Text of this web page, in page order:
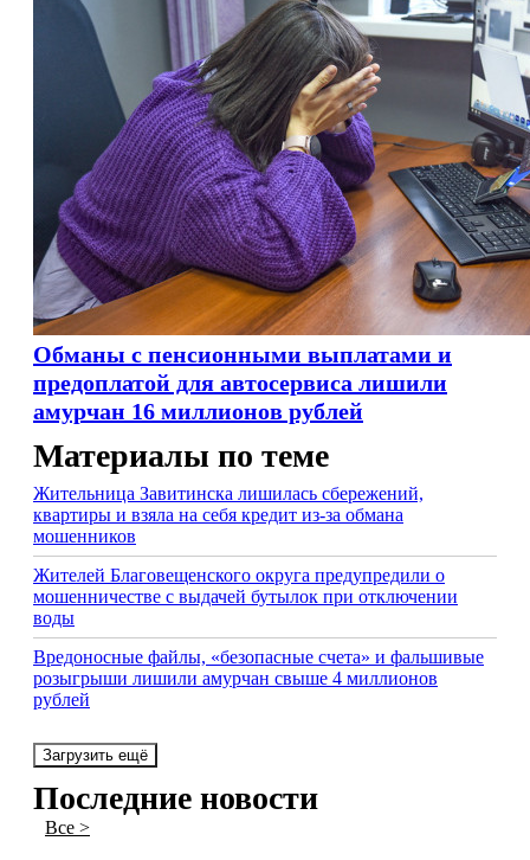
Обманы с пенсионными выплатами и
предоплатой для автосервиса лишили
амурчан 16 миллионов рублей
Материалы по теме
Жительница Завитинска лишилась сбережений,
квартиры и взяла на себя кредит из-за обмана
мошенников
Жителей Благовещенского округа предупредили о
мошенничестве с выдачей бутылок при отключении
воды
Вредоносные файлы, «безопасные счета» и фальшивые
розыгрыши лишили амурчан свыше 4 миллионов
рублей
Загрузить ещё
Последние новости
Все >